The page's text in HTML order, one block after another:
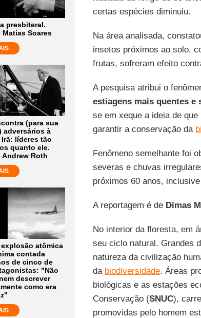
presbiteral.
Soares
(para sua
adversários à
líderes tão
quanto ele.
Roth
atômica
contada
de cinco de
"Não
descrever
como era
certas espécies diminuiu.
Na área analisada,
insetos próximos ao solo,
frutas, sofreram efeito
A pesquisa atribui o
estiagens mais quentes e
se em xeque a ideia de
garantir a conservação da
Fenômeno semelhante foi
severas e chuvas
próximos 60 anos,
A reportagem é de Dimas
No interior da floresta, em
seu ciclo natural. Grandes
natureza da civilização
da biodiversidade. Áreas
biológicas e as estações
Conservação (SNUC),
promovidas pelo homem